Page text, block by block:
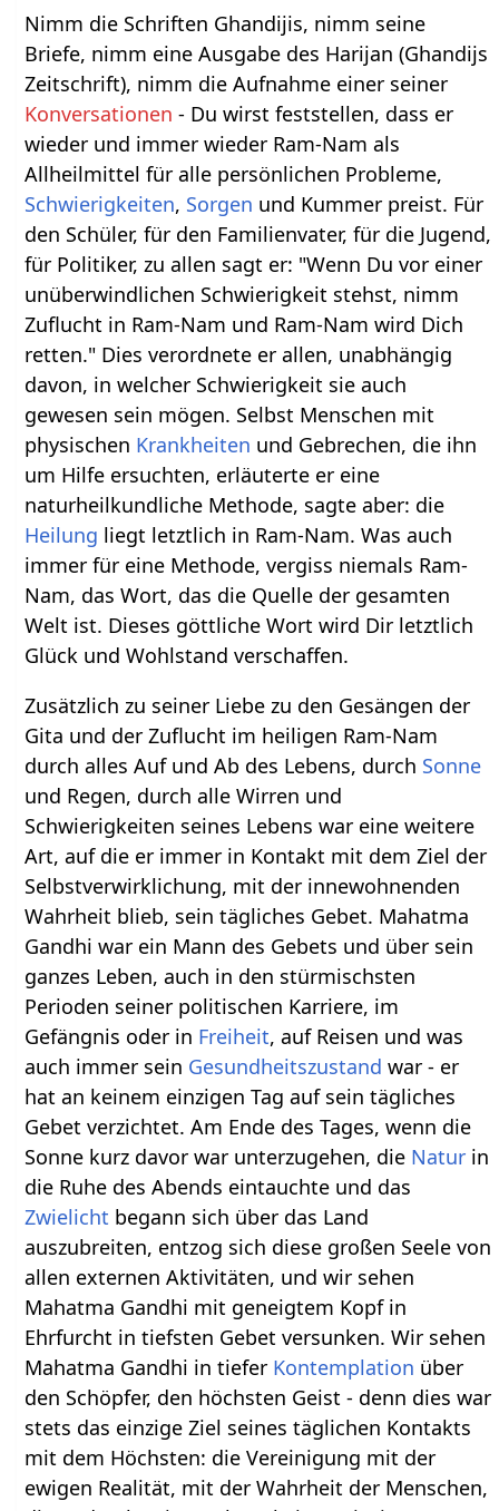
Nimm die Schriften Ghandijis, nimm seine
Briefe, nimm eine Ausgabe des Harijan (Ghandijs
Zeitschrift), nimm die Aufnahme einer seiner
Konversationen - Du wirst feststellen, dass er
wieder und immer wieder Ram-Nam als
Allheilmittel für alle persönlichen Probleme,
Schwierigkeiten, Sorgen und Kummer preist. Für
den Schüler, für den Familienvater, für die Jugend,
für Politiker, zu allen sagt er: "Wenn Du vor einer
unüberwindlichen Schwierigkeit stehst, nimm
Zuflucht in Ram-Nam und Ram-Nam wird Dich
retten." Dies verordnete er allen, unabhängig
davon, in welcher Schwierigkeit sie auch
gewesen sein mögen. Selbst Menschen mit
physischen Krankheiten und Gebrechen, die ihn
um Hilfe ersuchten, erläuterte er eine
naturheilkundliche Methode, sagte aber: die
Heilung liegt letztlich in Ram-Nam. Was auch
immer für eine Methode, vergiss niemals Ram-
Nam, das Wort, das die Quelle der gesamten
Welt ist. Dieses göttliche Wort wird Dir letztlich
Glück und Wohlstand verschaffen.
Zusätzlich zu seiner Liebe zu den Gesängen der
Gita und der Zuflucht im heiligen Ram-Nam
durch alles Auf und Ab des Lebens, durch Sonne
und Regen, durch alle Wirren und
Schwierigkeiten seines Lebens war eine weitere
Art, auf die er immer in Kontakt mit dem Ziel der
Selbstverwirklichung, mit der innewohnenden
Wahrheit blieb, sein tägliches Gebet. Mahatma
Gandhi war ein Mann des Gebets und über sein
ganzes Leben, auch in den stürmischsten
Perioden seiner politischen Karriere, im
Gefängnis oder in Freiheit, auf Reisen und was
auch immer sein Gesundheitszustand war - er
hat an keinem einzigen Tag auf sein tägliches
Gebet verzichtet. Am Ende des Tages, wenn die
Sonne kurz davor war unterzugehen, die Natur in
die Ruhe des Abends eintauchte und das
Zwielicht begann sich über das Land
auszubreiten, entzog sich diese großen Seele von
allen externen Aktivitäten, und wir sehen
Mahatma Gandhi mit geneigtem Kopf in
Ehrfurcht in tiefsten Gebet versunken. Wir sehen
Mahatma Gandhi in tiefer Kontemplation über
den Schöpfer, den höchsten Geist - denn dies war
stets das einzige Ziel seines täglichen Kontakts
mit dem Höchsten: die Vereinigung mit der
ewigen Realität, mit der Wahrheit der Menschen,